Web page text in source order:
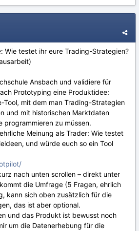
Wie testet ihr eure Trading-Strategien?
Ansbach und validiere für
Prototyping eine Produktidee:
Tool, mit dem man Trading-Strategien
und mit historischen Marktdaten
programmieren zu müssen.
Meinung als Trader: Wie testet
und würde euch so ein Tool
nach unten scrollen – direkt unter
die Umfrage (5 Fragen, ehrlich
kann sich oben zusätzlich für die
das ist aber optional.
und das Produkt ist bewusst noch
um die Datenerhebung für die